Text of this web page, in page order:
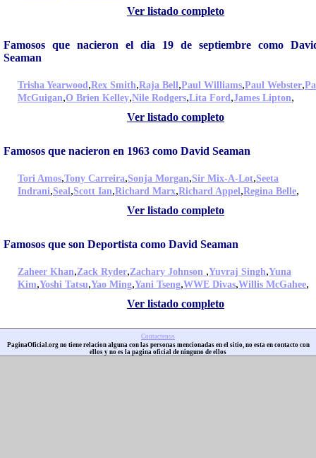
Ver listado completo
Famosos que nacieron el dia 19 de septiembre como
Seaman
Trisha Yearwood,Rex Smith,Raja Bell,Paul Williams,Paul Webster,
McGuigan,O Brien Kelley,Nile Rodgers,Lita Ford,James Lipton,
Ver listado completo
Famosos que nacieron en 1963 como David Seaman
Tori Amos,Tony Carreira,Sonja Morgan,Sir Mix-A-Lot,Seeta
Indrani,Seal,Scott Ian,Richard Marx,Richard Appel,Regina Belle,
Ver listado completo
Famosos que son Deportista como David Seaman
Zaheer Khan,Zack Ryder,Zachary Johnson ,Yuvraj Singh,Yuna
Kim,Yoshi Tatsu,Yao Ming,Yani Tseng,WWE Divas,Willis McGahee,
Ver listado completo
Contactenos
PaginaOficial.org no tiene relacion alguna con las personas mencionadas en el sitio, no esta en contacto con
ellos y no es la pagina oficial de ninguno de ellos